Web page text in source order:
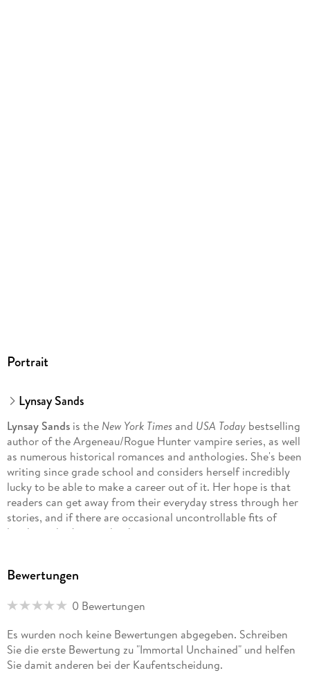
Portrait
Lynsay Sands
Lynsay Sands is the New York Times and USA Todaybestselling
author of the Argeneau/Rogue Hunter vampire series, as well
as numerous historical romances and anthologies. She's been
writing since grade school and considers herself incredibly
lucky to be able to make a career out of it. Her hope is that
readers can get away from their everyday stress through her
stories, and if there are occasional uncontrollable fits of
laughter, that's just a big bonus.
Bewertungen
0 Bewertungen
Es wurden noch keine Bewertungen abgegeben. Schreiben
Sie die erste Bewertung zu "Immortal Unchained" und helfen
Sie damit anderen bei der Kaufentscheidung.